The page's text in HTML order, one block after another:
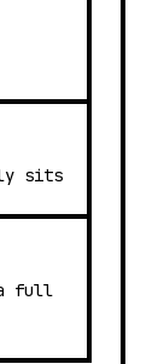
sits
a full